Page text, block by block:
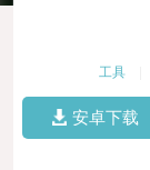
工具
安卓下载